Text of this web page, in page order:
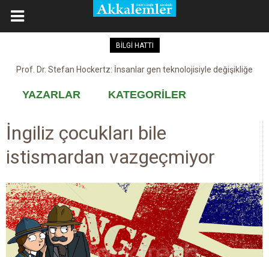
BİLGİ HATTI
Prof. Dr. Stefan Hockertz: İnsanlar gen teknolojisiyle değişikliğe
Kovid-19 aşısı, devşirme ve kobay!
YAZARLAR KATEGORİLER
İngiliz çocukları bile
istismardan vazgeçmiyor